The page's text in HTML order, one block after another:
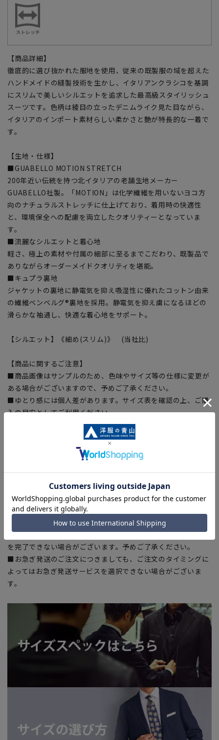
【商品詳細】
徹底的に選び抜かれた服地を使用、従来の既製服の域を超えた
ハンドメイドの縫製技術を生かし、イタリアンクラシコを基調
にスリムで美しいシルエットを追求した最高級スタイリッシュ
スーツです。色柄は綾目の立ったデニムライク見た目ながら、
イタリアのインポート素材らしい柔かさと艶が特長的な一着で
す。
【生地・仕様】
■GUABELLO MOTION STRETCH
200年近い伝統を持つ北イタリアの老舗生地メーカー
GUABELLO社製。「MOTION」は化学繊維を用いないヨコ方
向のナチュラルストレッチに仕上げており、着用時の快適性
と、環境保全への配慮を両立したクオリティーとなっていま
す。
■流麗なシルエットと着心地
軽さ、極上の素材や付属の細部に至るまでこだわり、既製品で
ありながらオーダーメイドクオリティを堪能。
■キュプラ裏地
ジャケットの裏地に静電気を抑え吸湿性に優れたコットン由来
の繊維ベンベルグ®裏地を採用。静電気を抑え虜になるほどの
滑らかな袖通し、快適な着心地をサポート。
【シルエット】《細め(スリム)》 (当社比)
【商品に関するご注意】
■商品画像はサンプルのため、色味やサイズ等の仕様に変更が
ある場合がございますので、予めご了承ください。
■ゆとり感には個人差があります。サイズ表を確認の上、ご購
入の目安としてご利用ください。
■生地や仕様・デザインにより、着用感や実際のサイズ表に若
干の誤差が生じる場合がございます。予めご了承ください。
■サイズスペックは仕上がりサイズを記載しております。一
部、商品現物におすすめサイズ(ヌードサイズ)を記載している
商品もございます。
■ブラウザやお使いのモニター環境、また撮影時の室内外の光
加減により、実際の商品と掲載画像の色味が異なる場合がござ
います。
■店舗や各モールサイトと商品在庫を共有しております関係
上、ご注文いただいたタイミングにより欠品が発生し、ご注文
を完了できない場合がございます。予めご了承ください。
■お急ぎ発送のご注文につきましても、ご注文のタイミングに
よってはお急ぎ発送サービスを選択できない場合がございま
す。